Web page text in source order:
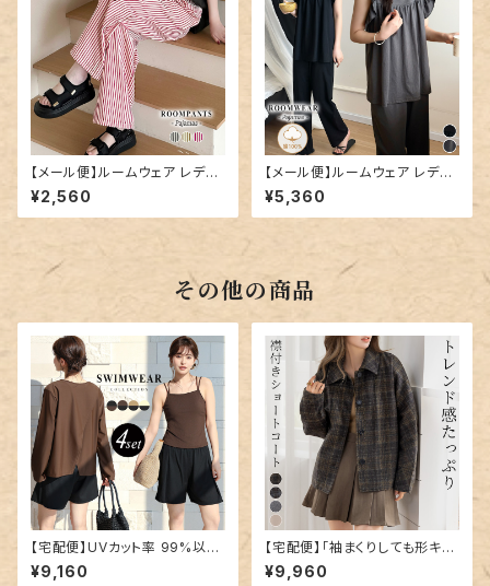
【メール便】ルームウェア レディ
ース パンツ ロング丈 ストライプ
／roomwear290
¥2,560
【メール便】ルームウェア レディ
ース 上下セット セットアップ パ
ジャマ／roomwear293
¥5,360
その他の商品
【宅配便】UVカット率 99%以上
水着 体型カバー キャミキニ レ
ディース 4点セット／hys3396
¥9,160
【宅配便】「袖まくりしても形キー
プ」コート ショート丈 レディース
きれいめ 長袖／tops2300
¥9,960